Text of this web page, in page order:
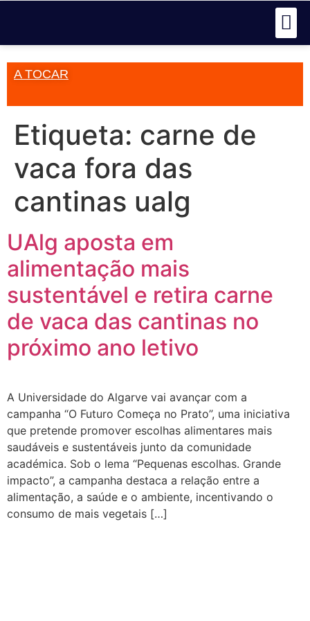
A TOCAR
Etiqueta: carne de
vaca fora das
cantinas ualg
UAlg aposta em
alimentação mais
sustentável e retira carne
de vaca das cantinas no
próximo ano letivo
A Universidade do Algarve vai avançar com a
campanha “O Futuro Começa no Prato”, uma iniciativa
que pretende promover escolhas alimentares mais
saudáveis e sustentáveis junto da comunidade
académica. Sob o lema “Pequenas escolhas. Grande
impacto”, a campanha destaca a relação entre a
alimentação, a saúde e o ambiente, incentivando o
consumo de mais vegetais […]